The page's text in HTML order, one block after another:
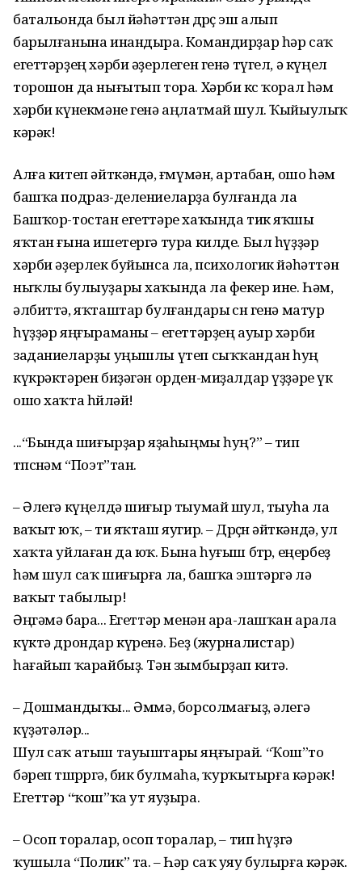
батальонда был йәһәттән дөрөҫ эш алып
барылғанына инандыра. Командирҙар һәр саҡ
егеттәрҙең хәрби әҙерлеген генә түгел, ә күңел
торошон да нығытып тора. Хәрби көс ҡорал һәм
хәрби күнекмәне генә аңлатмай шул. Ҡыйыулыҡ
кәрәк!
Алға китеп әйткәндә, ғөмүмән, артабан, ошо һәм
башҡа подраз-делениеларҙа булғанда ла
Башҡор-тостан егеттәре хаҡында тик яҡшы
яҡтан ғына ишетергә тура килде. Был һүҙҙәр
хәрби әҙерлек буйынса ла, психологик йәһәттән
ныҡлы булыуҙары хаҡында ла фекер ине. Һәм,
әлбиттә, яҡташтар булғандары өсөн генә матур
һүҙҙәр яңғыраманы – егеттәрҙең ауыр хәрби
заданиеларҙы уңышлы үтеп сыҡҡандан һуң
күкрәктәрен биҙәгән орден-миҙалдар үҙҙәре үк
ошо хаҡта һөйләй!
...“Бында шиғырҙар яҙаһыңмы һуң?” – тип
төпсөнәм “Поэт”тан.
– Әлегә күңелдә шиғыр тыумай шул, тыуһа ла
ваҡыт юҡ, – ти яҡташ яугир. – Дөрөҫөн әйткәндә, ул
хаҡта уйлаған да юҡ. Бына һуғыш бөтөр, еңербеҙ
һәм шул саҡ шиғырға ла, башҡа эштәргә лә
ваҡыт табылыр!
Әңгәмә бара... Егеттәр менән ара-лашҡан арала
күктә дрондар күренә. Беҙ (журналистар)
һағайып ҡарайбыҙ. Тән зымбырҙап китә.
– Дошмандыҡы... Әммә, борсолмағыҙ, әлегә
күҙәтәләр...
Шул саҡ атыш тауыштары яңғырай. “Ҡош”то
бәреп төшөрөргә, бик булмаһа, ҡурҡытырға кәрәк!
Егеттәр “ҡош”ҡа ут яуҙыра.
– Осоп торалар, осоп торалар, – тип һүҙгә
ҡушыла “Полик” та. – Һәр саҡ уяу булырға кәрәк.